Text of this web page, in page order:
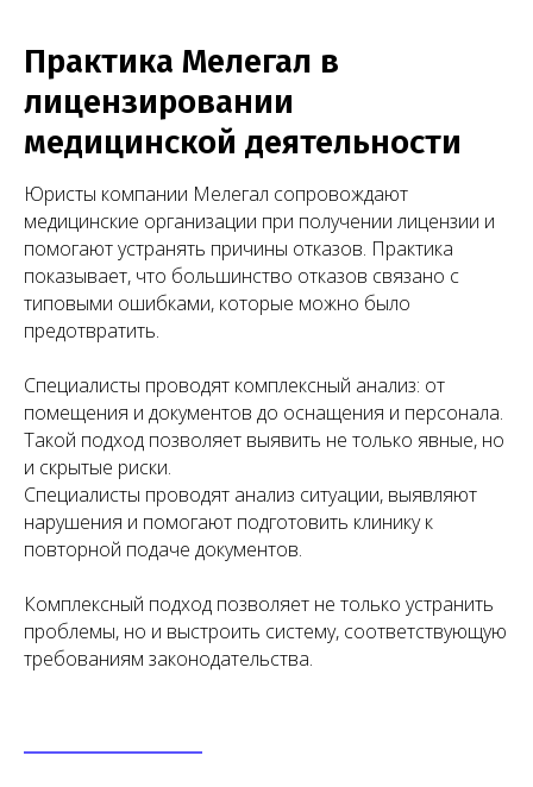
Практика Мелегал в
лицензировании
медицинской деятельности
Юристы компании Мелегал сопровождают
медицинские организации при получении лицензии и
помогают устранять причины отказов. Практика
показывает, что большинство отказов связано с
типовыми ошибками, которые можно было
предотвратить.
Специалисты проводят комплексный анализ: от
помещения и документов до оснащения и персонала.
Такой подход позволяет выявить не только явные, но
и скрытые риски.
Специалисты проводят анализ ситуации, выявляют
нарушения и помогают подготовить клинику к
повторной подаче документов.
Комплексный подход позволяет не только устранить
проблемы, но и выстроить систему, соответствующую
требованиям законодательства.
Нам доверяют свой бизнес